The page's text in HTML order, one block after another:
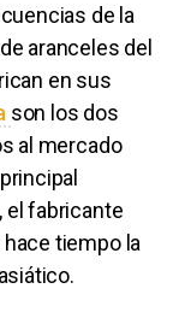
de la
aranceles del
en sus
son los dos
al mercado
el fabricante
tiempo la